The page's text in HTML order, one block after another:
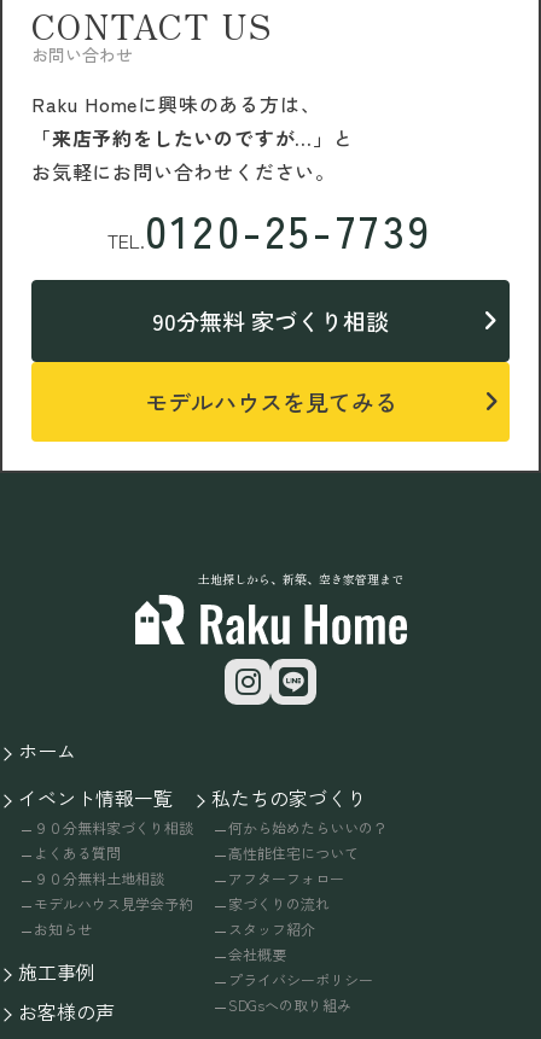
CONTACT US
お問い合わせ
Raku Homeに興味のある方は、
「来店予約をしたいのですが…」 と
お気軽にお問い合わせください。
TEL.0120-25-7739
90分無料 家づくり相談
モデルハウスを見てみる
土地探しから、新築、空き家管理まで
ホーム
イベント情報一覧
９０分無料家づくり相談
よくある質問
９０分無料土地相談
モデルハウス見学会予約
お知らせ
施工事例
お客様の声
私たちの家づくり
何から始めたらいいの？
高性能住宅について
アフターフォロー
家づくりの流れ
スタッフ紹介
会社概要
プライバシーポリシー
SDGsへの取り組み